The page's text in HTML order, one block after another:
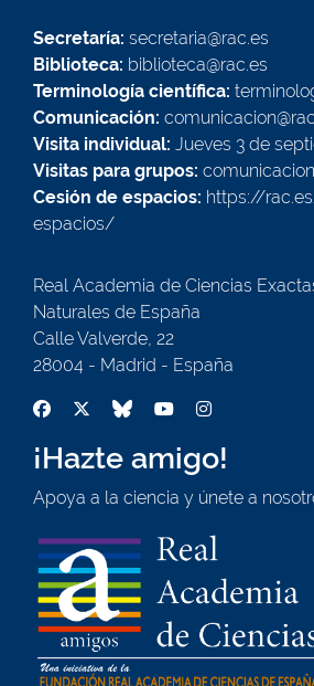
Secretaría: secretaria@rac.es
Biblioteca: biblioteca@rac.es
Terminología científica:
Comunicación:
Visita individual: Jueves 3 de
Visitas para grupos:
Cesión de espacios: https://
espacios/
Real Academia de Ciencias
Naturales de España
Calle Valverde, 22
28004 - Madrid - España
¡Hazte amigo!
Apoya a la ciencia y únete a